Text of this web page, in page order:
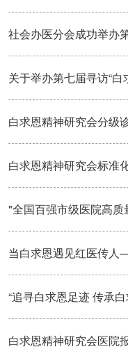
社会办医分会成功举办
关于举办第七届寻访“
白求恩精神研究会分级
白求恩精神研究会标准
"全国百强市级医院高
当白求恩遇见红医传
“追寻白求恩足迹 传承
白求恩精神研究会医院